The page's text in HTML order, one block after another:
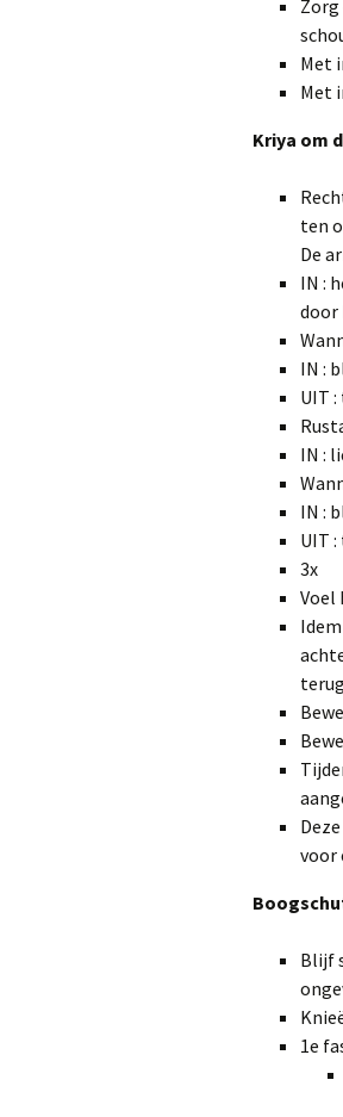
Met
Met
Kriya om
ten
De
IN :
door
IN :
UIT
IN :
IN :
UIT
3x
Voel
voor
Blijf
1e